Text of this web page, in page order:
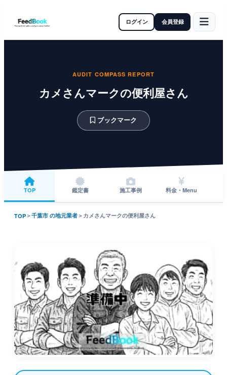
ログイン 会員登録
AUDIT COMPASS REPORT
カメさんマークの便利屋さん
ブックマーク
TOP 鑑定書 施工事例 料金・Menu
TOP＞千葉市 の地元業者＞ カメさんマークの便利屋さん